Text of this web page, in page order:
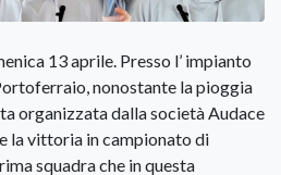
13 aprile. Presso l’ impianto
nonostante la pioggia
organizzata dalla società Audace
la vittoria in campionato di
squadra che in questa